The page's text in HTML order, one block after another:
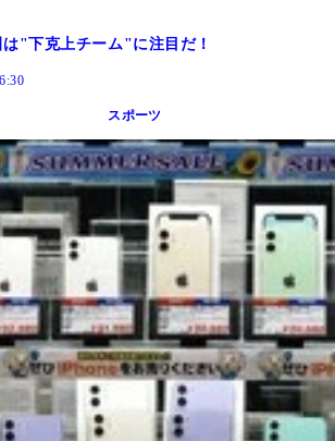
は"下克上チーム"に注目だ！
スポーツ